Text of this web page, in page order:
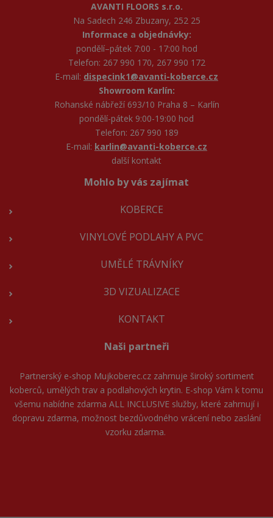
AVANTI FLOORS s.r.o.
Na Sadech 246 Zbuzany, 252 25
Informace a objednávky:
pondělí–pátek 7:00 - 17:00 hod
Telefon: 267 990 170, 267 990 172
E-mail: dispecink1@avanti-koberce.cz
Showroom Karlín:
Rohanské nábřeží 693/10 Praha 8 – Karlín
pondělí-pátek 9:00-19:00 hod
Telefon: 267 990 189
E-mail: karlin@avanti-koberce.cz
další kontakt
Mohlo by vás zajímat
KOBERCE
VINYLOVÉ PODLAHY A PVC
UMĚLÉ TRÁVNÍKY
3D VIZUALIZACE
KONTAKT
Naši partneři
Partnerský e-shop Mujkoberec.czzahrnuje široký sortiment
koberců, umělých trav a podlahových krytin. E-shop Vám k tomu
všemu nabídne zdarma ALL INCLUSIVE služby, které zahrnují i
dopravu zdarma, možnost bezdůvodného vrácení nebo zaslání
vzorku zdarma.